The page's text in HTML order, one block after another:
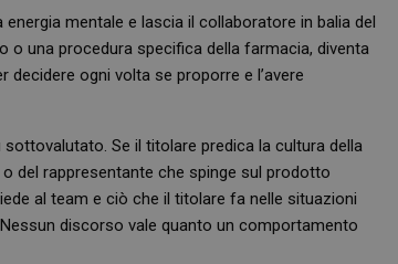
mentale e lascia il collaboratore in balia del
o una procedura specifica della farmacia, diventa
decidere ogni volta se proporre e l’avere
Se il titolare predica la cultura della
del rappresentante che spinge sul prodotto
al team e ciò che il titolare fa nelle situazioni
discorso vale quanto un comportamento
Questo cookie viene utilizzato per
unici assegnando un numero
come identificatore del cliente. È
di pagina in un sito e utilizzato per
visitatori, sessioni e campagne per i
5 mesi 3
settimane
Questo cookie viene utilizzato dal
Script.com per ricordare le preferenze
cookie dei visitatori. È necessario
di Cookie-Script.com funzioni
settimane
di consenso e privacy dell'utente per